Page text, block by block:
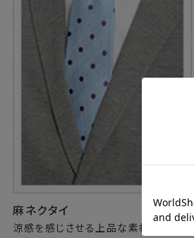
麻ネクタイ
涼感を感じさせる上品な素材感